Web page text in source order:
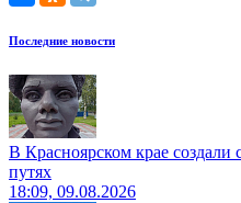
Последние новости
В Красноярском крае создали
путях
18:09, 09.08.2026